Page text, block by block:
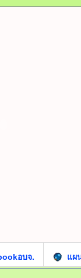
อบจ. แผ